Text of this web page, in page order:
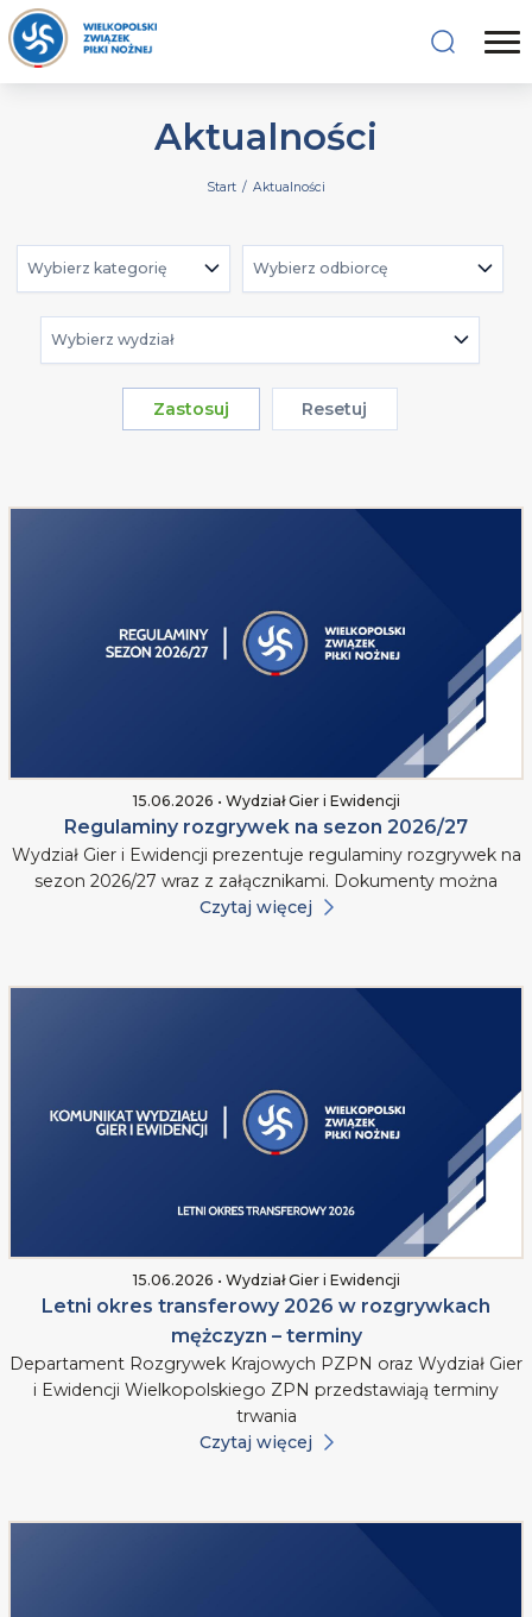
Aktualności
Start / Aktualności
Wybierz kategorię Wybierz odbiorcę
Wybierz wydział
Zastosuj Resetuj
15.06.2026 • Wydział Gier i Ewidencji
Regulaminy rozgrywek na sezon 2026/27
Wydział Gier i Ewidencji prezentuje regulaminy rozgrywek na
sezon 2026/27 wraz z załącznikami. Dokumenty można
Czytaj więcej
15.06.2026 • Wydział Gier i Ewidencji
Letni okres transferowy 2026 w rozgrywkach
mężczyzn – terminy
Departament Rozgrywek Krajowych PZPN oraz Wydział Gier
i Ewidencji Wielkopolskiego ZPN przedstawiają terminy
trwania
Czytaj więcej